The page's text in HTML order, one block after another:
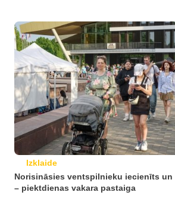
Izklaide
Norisināsies ventspilnieku iecienīts un
– piektdienas vakara pastaiga